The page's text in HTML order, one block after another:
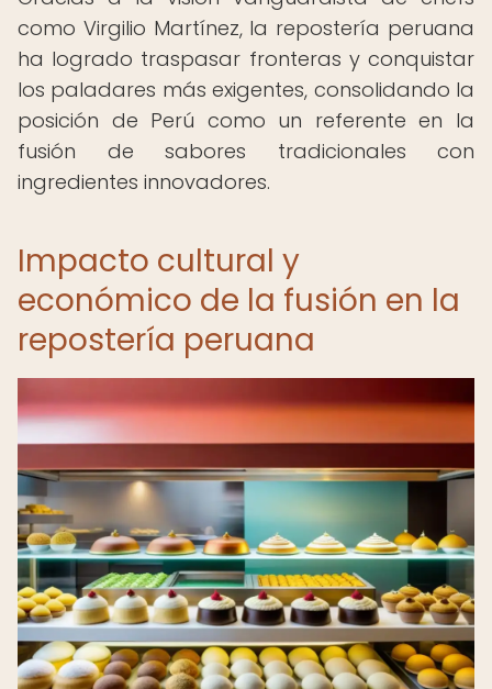
como Virgilio Martínez, la repostería peruana
ha logrado traspasar fronteras y conquistar
los paladares más exigentes, consolidando la
posición de Perú como un referente en la
fusión de sabores tradicionales con
ingredientes innovadores.
Impacto cultural y
económico de la fusión en la
repostería peruana